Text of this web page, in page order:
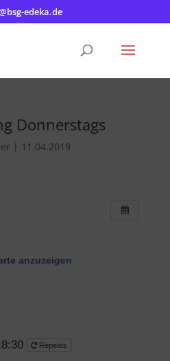
edeka.de
Donnerstags
| 11.04.2019
anzuzeigen
Repeats